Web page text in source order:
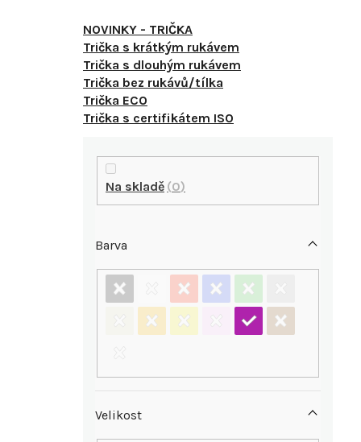
NOVINKY - TRIČKA
Trička s krátkým rukávem
Trička s dlouhým rukávem
Trička bez rukávů/tílka
Trička ECO
Trička s certifikátem ISO
P
n
n
Na skladě 0
Velikost
Barva